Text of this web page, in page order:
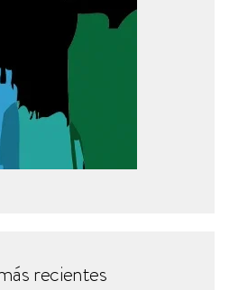
recientes